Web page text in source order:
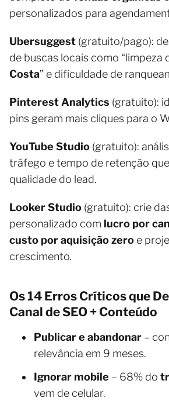
personalizados para
Ubersuggest (gratuito/pago):
de buscas locais como “limpeza
Costa” e dificuldade de
Pinterest Analytics (gratuito):
pins geram mais cliques para o
YouTube Studio (gratuito):
tráfego e tempo de retenção
qualidade do lead.
Looker Studio (gratuito): crie
personalizado com lucro por
custo por aquisição zero e
crescimento.
Os 14 Erros Críticos que
Canal de SEO + Conteúdo
Publicar e abandonar –
relevância em 9 meses.
Ignorar mobile – 68% do
vem de celular.